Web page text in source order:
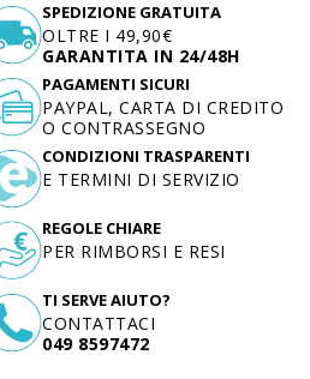
SPEDIZIONE GRATUITA
OLTRE I 49,90€
GARANTITA IN 24/48H
TI SERVE AIUTO?
CONTATTACI
049 8597472
PAGAMENTI SICURI
PAYPAL, CARTA DI CREDITO
O CONTRASSEGNO
CONDIZIONI TRASPARENTI
E TERMINI DI SERVIZIO
REGOLE CHIARE
PER RIMBORSI E RESI